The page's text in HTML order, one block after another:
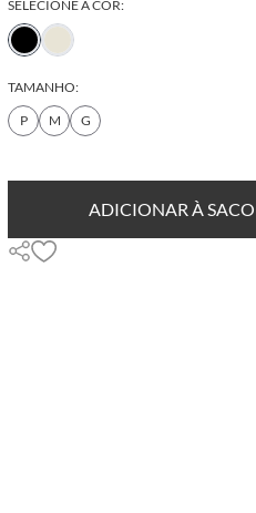
SELECIONE A COR:
TAMANHO:
P
M G
ADICIONAR À